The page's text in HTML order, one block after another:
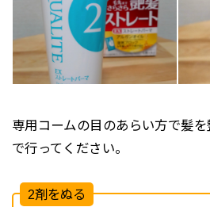
専用コームの目のあらい方で髪
で行ってください。
2剤をぬる